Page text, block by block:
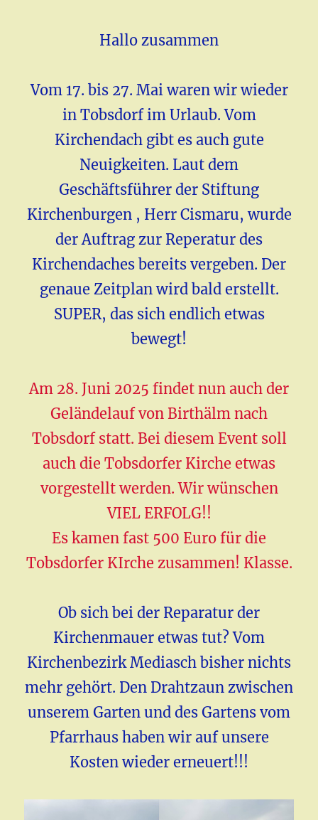
Hallo zusammen
Vom 17. bis 27. Mai waren wir wieder
in Tobsdorf im Urlaub. Vom
Kirchendach gibt es auch gute
Neuigkeiten. Laut dem
Geschäftsführer der Stiftung
Kirchenburgen , Herr Cismaru, wurde
der Auftrag zur Reperatur des
Kirchendaches bereits vergeben. Der
genaue Zeitplan wird bald erstellt.
SUPER, das sich endlich etwas
bewegt!
Am 28. Juni 2025 findet nun auch der
Geländelauf von Birthälm nach
Tobsdorf statt. Bei diesem Event soll
auch die Tobsdorfer Kirche etwas
vorgestellt werden. Wir wünschen
VIEL ERFOLG!!
Es kamen fast 500 Euro für die
Tobsdorfer KIrche zusammen! Klasse.
Ob sich bei der Reparatur der
Kirchenmauer etwas tut? Vom
Kirchenbezirk Mediasch bisher nichts
mehr gehört. Den Drahtzaun zwischen
unserem Garten und des Gartens vom
Pfarrhaus haben wir auf unsere
Kosten wieder erneuert!!!